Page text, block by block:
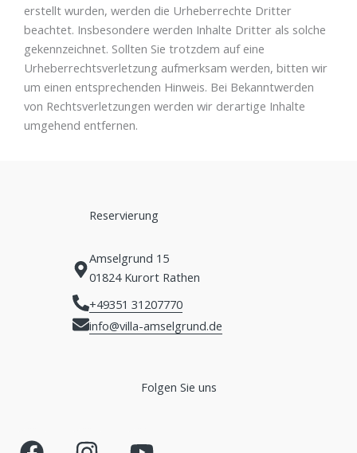
erstellt wurden, werden die Urheberrechte Dritter
beachtet. Insbesondere werden Inhalte Dritter als solche
gekennzeichnet. Sollten Sie trotzdem auf eine
Urheberrechtsverletzung aufmerksam werden, bitten wir
um einen entsprechenden Hinweis. Bei Bekanntwerden
von Rechtsverletzungen werden wir derartige Inhalte
umgehend entfernen.
Reservierung
Amselgrund 15
01824 Kurort Rathen
+49351 31207770
info@villa-amselgrund.de
Folgen Sie uns
F I Y